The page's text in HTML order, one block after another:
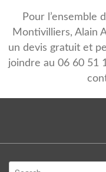
Pour l’ensemble
Montivilliers, Alain
un devis gratuit et
joindre au 06 60 51